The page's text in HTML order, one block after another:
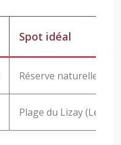
Spot idéal
Réserve naturelle de
Plage du Lizay (Les